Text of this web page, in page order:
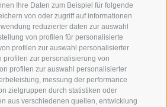
Ihre Daten zum Beispiel für folgende
von oder zugriff auf informationen
reduzierter daten zur auswahl
von profilen für personalisierte
profilen zur auswahl personalisierter
profilen zur personalisierung von
profilen zur auswahl personalisierter
messung der performance
zielgruppen durch statistiken oder
aus verschiedenen quellen, entwicklung
und up to date!